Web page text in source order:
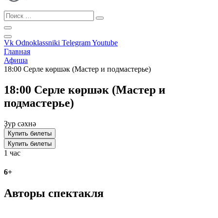
Vk Odnoklassniki TelegramYoutube
Главная
Афиша
18:00 Серле көршәк (Мастер и подмастерье)
18:00 Серле көршәк (Мастер и
подмастерье)
Ҙур сәхнә
Купить билеты
Купить билеты
1 час
6+
Авторы спектакля